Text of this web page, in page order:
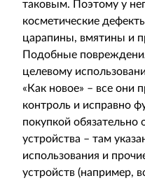
таковым. Поэтому у
косметические
царапины, вмятины и
Подобные
целевому
«Как новое» – все они
контроль и исправно
покупкой обязательно
устройства – там
использования и
устройств (например,